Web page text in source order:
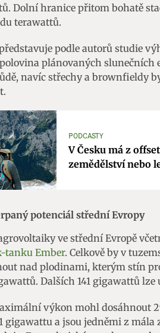
Dolní hranice přitom bohatě
terawattů.
podle autorů studie
plánovaných
navíc střechy a brownfieldy
PODCASTY
V Česku má z
zemědělství nebo
potenciál střední Evropy
ve střední Evropě
tanku Ember. Celkově by v
nad plodinami, kterým stín
Dalších 141 gigawattů
výkon mohl dosáhnout
gigawattu a jsou jedněmi z mála